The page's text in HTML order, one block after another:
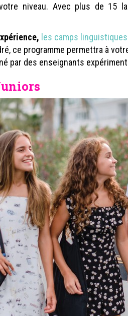
niveau. Avec plus de 15
les camps
ce programme permettra à
par des enseignants